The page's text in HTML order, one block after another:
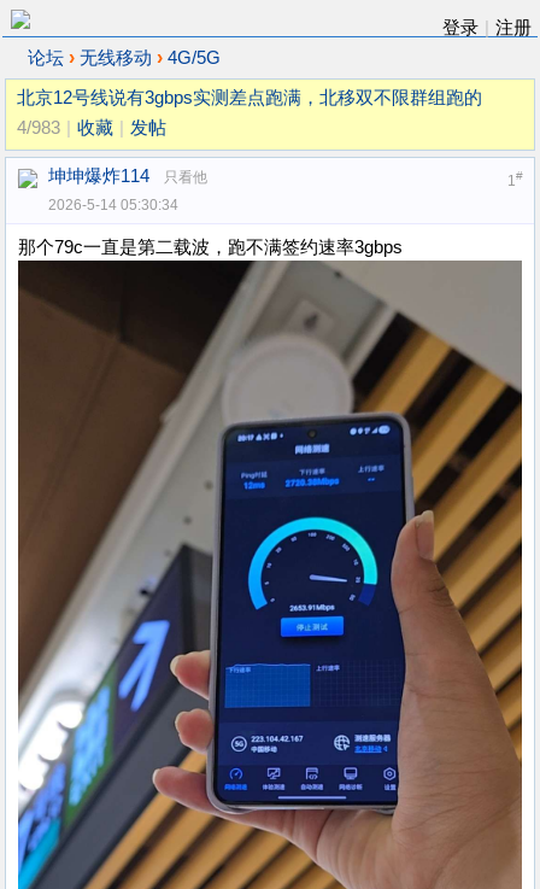
登录
注册
论坛 › 无线移动 › 4G/5G
北京12号线说有3gbps实测差点跑满，北移双不限群组跑的
4/983
收藏 发帖
1#
坤坤爆炸114
只看他
2026-5-14 05:30:34
那个79c一直是第二载波，跑不满签约速率3gbps